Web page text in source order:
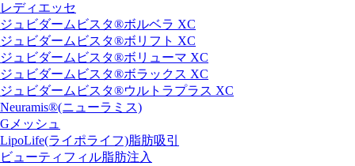
レディエッセ
ジュビダームビスタ®ボルベラ XC
ジュビダームビスタ®ボリフト XC
ジュビダームビスタ®ボリューマ XC
ジュビダームビスタ®ボラックス XC
ジュビダームビスタ®ウルトラプラス XC
Neuramis®(ニューラミス)
Gメッシュ
LipoLife(ライポライフ)脂肪吸引
ビューティフィル脂肪注入